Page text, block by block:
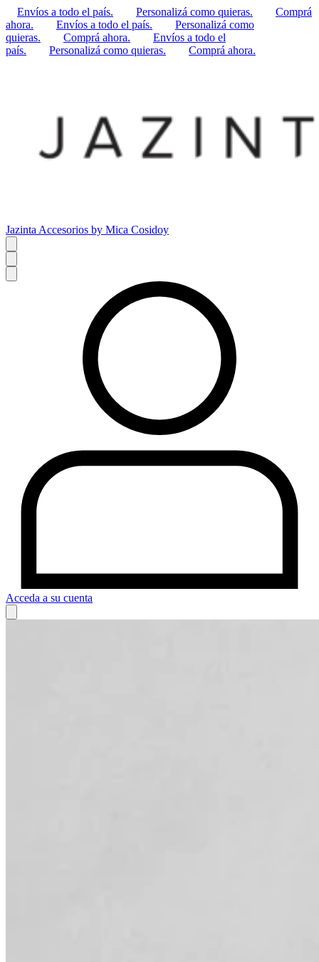
Envíos a todo el país. Personalizá como quieras.
Comprá
ahora.
Envíos a todo el país.
Personalizá como
quieras.
Comprá ahora.
Envíos a todo el
país.
Personalizá como quieras. Comprá ahora.
Jazinta Accesorios by Mica Cosidoy
Acceda a su cuenta